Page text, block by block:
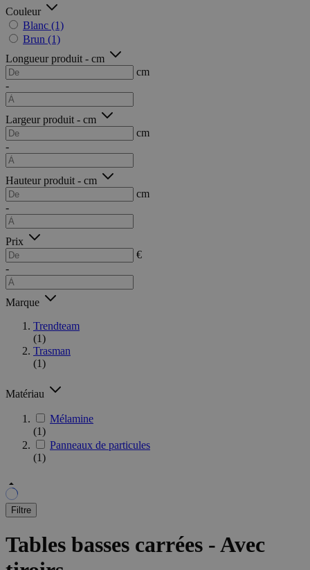
Couleur
Blanc (1)
Brun (1)
Longueur produit - cm
cm
-
Largeur produit - cm
cm
-
Hauteur produit - cm
cm
-
Prix
€
-
Marque
Trendteam
(1)
Trasman
(1)
Matériau
Mélamine
(1)
Panneaux de particules
(1)
Filtre
Tables basses carrées - Avec